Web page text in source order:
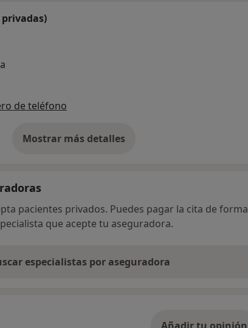
de teléfono
Mostrar más detalles
sobre la dirección
pacientes privados. Puedes pagar la cita de forma
que acepte tu aseguradora.
especialistas por aseguradora